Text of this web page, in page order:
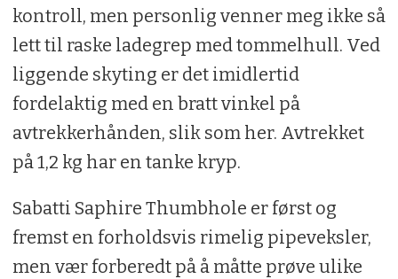
kontroll, men personlig venner meg ikke så
lett til raske ladegrep med tommelhull. Ved
liggende skyting er det imidlertid
fordelaktig med en bratt vinkel på
avtrekkerhånden, slik som her. Avtrekket
på 1,2 kg har en tanke kryp.
Sabatti Saphire Thumbhole er først og
fremst en forholdsvis rimelig pipeveksler,
men vær forberedt på å måtte prøve ulike